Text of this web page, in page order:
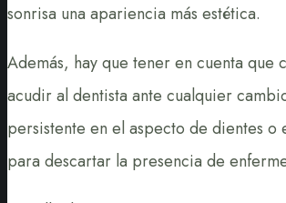
sonrisa una apariencia más estética.
Además, hay que tener en cuenta que
acudir al dentista ante cualquier
persistente en el aspecto de dientes o
para descartar la presencia de